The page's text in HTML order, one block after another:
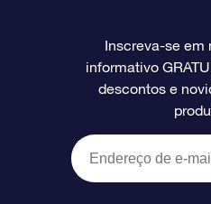
Avaliações
O cartão de presente
Presentes corporativos
Página estelar
Um Milhão de Estrelas
OSR Starsaver
Informações de
Política de devolução
Inscreva-se em
informativo
descontos e